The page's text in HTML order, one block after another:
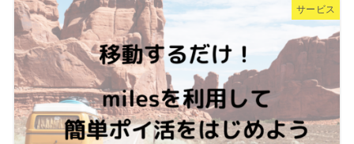
サービス